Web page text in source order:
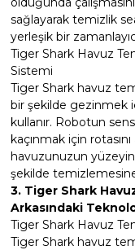
Jakuzi
Kartuş Filtreler
Kuvars Cam
Olimpik
Yangın Pompası
sağlayarak temizlik
yerleşik bir
Tiger Shark Havuz
Sistemi
Tiger Shark havuz
bir şekilde gezinmek
kullanır. Robotun
kaçınmak için
havuzunuzun
şekilde
3. Tiger Shark
Arkasındaki
Tiger Shark Havuz
Tiger Shark havuz